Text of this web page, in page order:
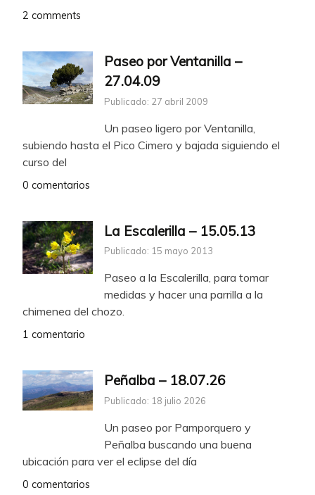
2 comments
Paseo por Ventanilla –
27.04.09
Publicado: 27 abril 2009
Un paseo ligero por Ventanilla,
subiendo hasta el Pico Cimero y bajada siguiendo el
curso del
0 comentarios
La Escalerilla – 15.05.13
Publicado: 15 mayo 2013
Paseo a la Escalerilla, para tomar
medidas y hacer una parrilla a la
chimenea del chozo.
1 comentario
Peñalba – 18.07.26
Publicado: 18 julio 2026
Un paseo por Pamporquero y
Peñalba buscando una buena
ubicación para ver el eclipse del día
0 comentarios